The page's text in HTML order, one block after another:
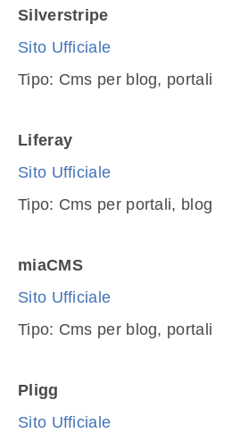
Silverstripe
Sito Ufficiale
Tipo: Cms per blog, portali
Liferay
Sito Ufficiale
Tipo: Cms per portali, blog
miaCMS
Sito Ufficiale
Tipo: Cms per blog, portali
Pligg
Sito Ufficiale